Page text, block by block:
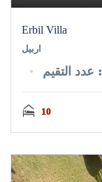
Erbil Villa
اربيل
: عدد التقيم
10